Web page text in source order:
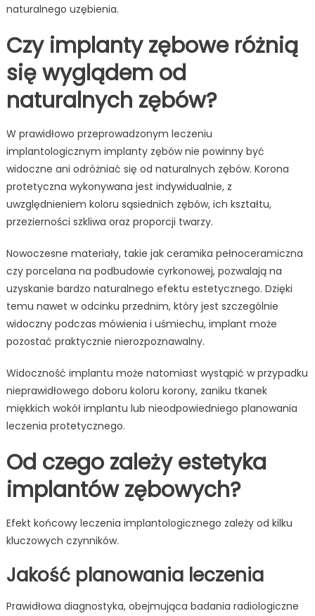
naturalnego uzębienia.
Czy implanty zębowe różnią
się wyglądem od
naturalnych zębów?
W prawidłowo przeprowadzonym leczeniu
implantologicznym implanty zębów nie powinny być
widoczne ani odróżniać się od naturalnych zębów. Korona
protetyczna wykonywana jest indywidualnie, z
uwzględnieniem koloru sąsiednich zębów, ich kształtu,
przezierności szkliwa oraz proporcji twarzy.
Nowoczesne materiały, takie jak ceramika pełnoceramiczna
czy porcelana na podbudowie cyrkonowej, pozwalają na
uzyskanie bardzo naturalnego efektu estetycznego. Dzięki
temu nawet w odcinku przednim, który jest szczególnie
widoczny podczas mówienia i uśmiechu, implant może
pozostać praktycznie nierozpoznawalny.
Widoczność implantu może natomiast wystąpić w przypadku
nieprawidłowego doboru koloru korony, zaniku tkanek
miękkich wokół implantu lub nieodpowiedniego planowania
leczenia protetycznego.
Od czego zależy estetyka
implantów zębowych?
Efekt końcowy leczenia implantologicznego zależy od kilku
kluczowych czynników.
Jakość planowania leczenia
Prawidłowa diagnostyka, obejmująca badania radiologiczne